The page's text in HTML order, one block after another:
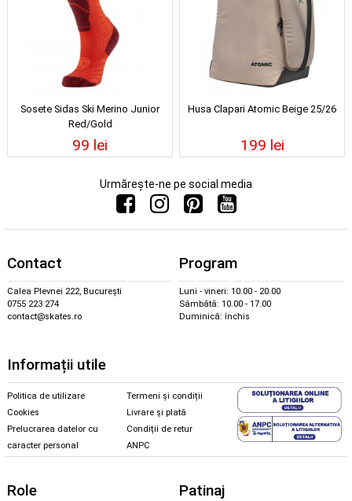
Sosete Sidas Ski Merino Junior
Red/Gold
99 lei
Husa Clapari Atomic Beige 25/26
199 lei
Urmărește-ne pe social media
Contact
Calea Plevnei 222, București
0755 223 274
contact@skates.ro
Program
Luni - vineri: 10.00 - 20.00
Sâmbătă: 10.00 - 17.00
Duminică: închis
Informații utile
Politica de utilizare
Cookies
Prelucrarea datelor cu
caracter personal
Termeni și condiții
Livrare și plată
Condiții de retur
ANPC
Role Patinaj